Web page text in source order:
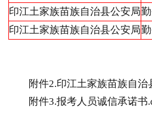
印江土家族苗族自治县公安局
印江土家族苗族自治县公安局
附件2.印江土家族苗族自治
附件3.报考人员诚信承诺书